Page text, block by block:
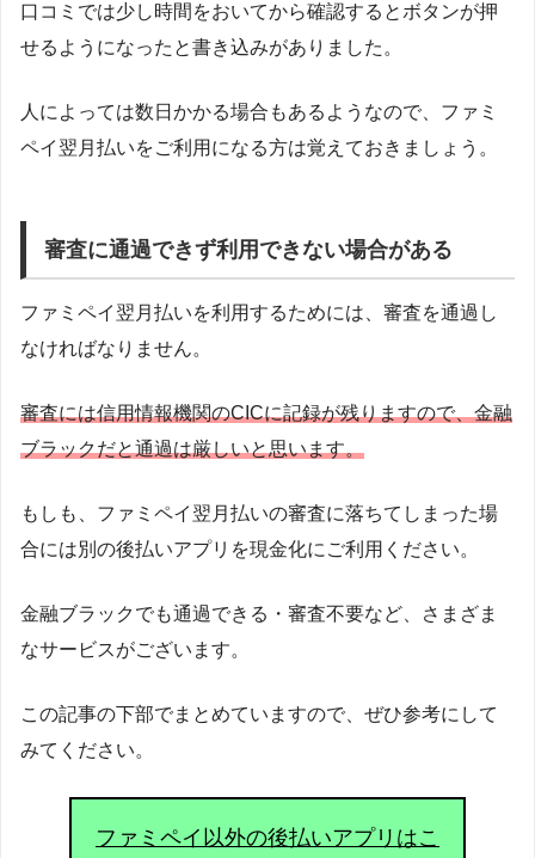
口コミでは少し時間をおいてから確認するとボタンが押
せるようになったと書き込みがありました。
人によっては数日かかる場合もあるようなので、ファミ
ペイ翌月払いをご利用になる方は覚えておきましょう。
審査に通過できず利用できない場合がある
ファミペイ翌月払いを利用するためには、審査を通過し
なければなりません。
審査には信用情報機関のCICに記録が残りますので、金融
ブラックだと通過は厳しいと思います。
もしも、ファミペイ翌月払いの審査に落ちてしまった場
合には別の後払いアプリを現金化にご利用ください。
金融ブラックでも通過できる・審査不要など、さまざま
なサービスがございます。
この記事の下部でまとめていますので、ぜひ参考にして
みてください。
ファミペイ以外の後払いアプリはこ